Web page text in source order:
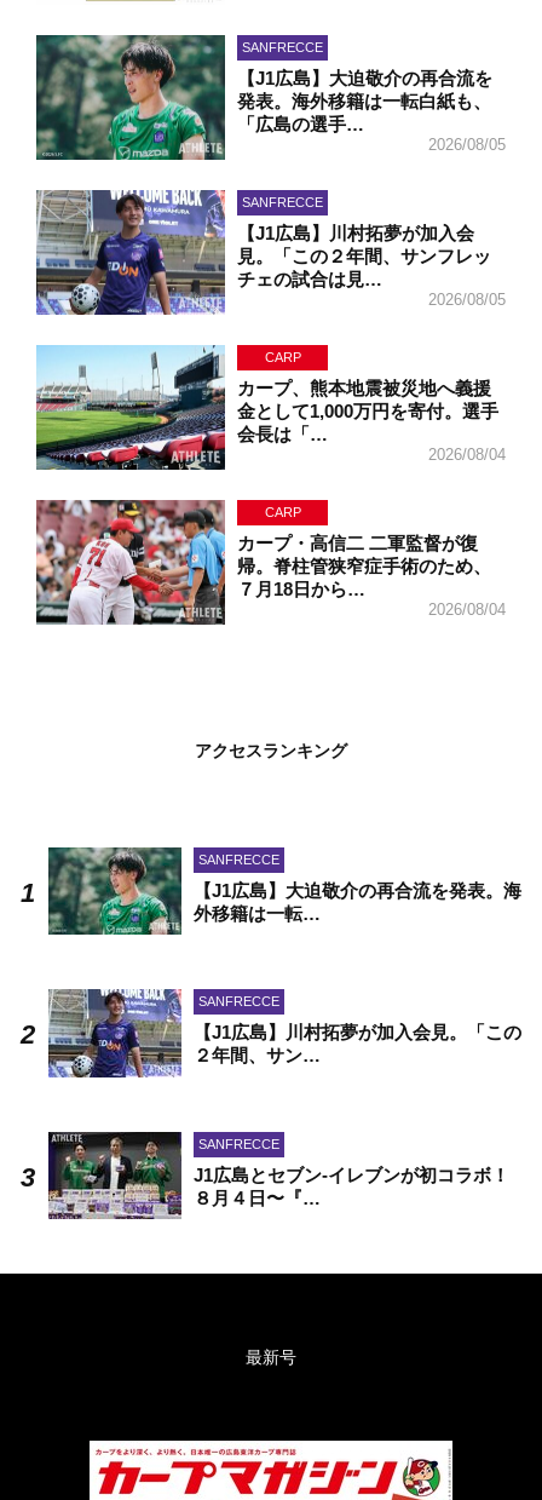
SANFRECCE
【J1広島】大迫敬介の再合流を
発表。海外移籍は一転白紙も、
「広島の選手…
2026/08/05
SANFRECCE
【J1広島】川村拓夢が加入会
見。「この２年間、サンフレッ
チェの試合は見…
2026/08/05
CARP
カープ、熊本地震被災地へ義援
金として1,000万円を寄付。選手
会長は「…
2026/08/04
CARP
カープ・高信二 二軍監督が復
帰。脊柱管狭窄症手術のため、
７月18日から…
2026/08/04
アクセスランキング
SANFRECCE
【J1広島】大迫敬介の再合流を発表。海
外移籍は一転…
SANFRECCE
【J1広島】川村拓夢が加入会見。「この
２年間、サン…
SANFRECCE
J1広島とセブン-イレブンが初コラボ！
８月４日〜『…
最新号